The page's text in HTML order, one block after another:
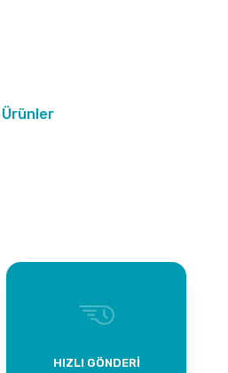
HIZLI GÖNDERİ